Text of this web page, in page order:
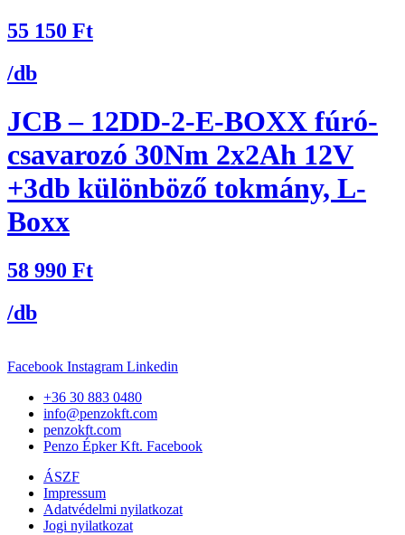
55 150 Ft
/db
JCB – 12DD-2-E-BOXX fúró-
csavarozó 30Nm 2x2Ah 12V
+3db különböző tokmány, L-
Boxx
58 990 Ft
/db
Facebook Instagram Linkedin
+36 30 883 0480
info@penzokft.com
penzokft.com
Penzo Épker Kft. Facebook
ÁSZF
Impressum
Adatvédelmi nyilatkozat
Jogi nyilatkozat